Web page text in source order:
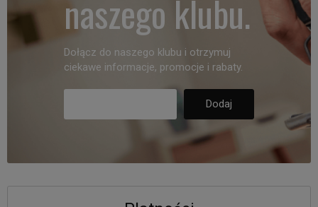
naszego klubu.
Dołącz do naszego klubu i otrzymuj
ciekawe informacje, promocje i rabaty.